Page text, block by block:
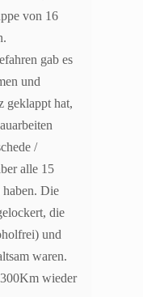
von 16
gab es
und
geklappt hat,
/
alle 15
haben. Die
die
und
waren.
wieder